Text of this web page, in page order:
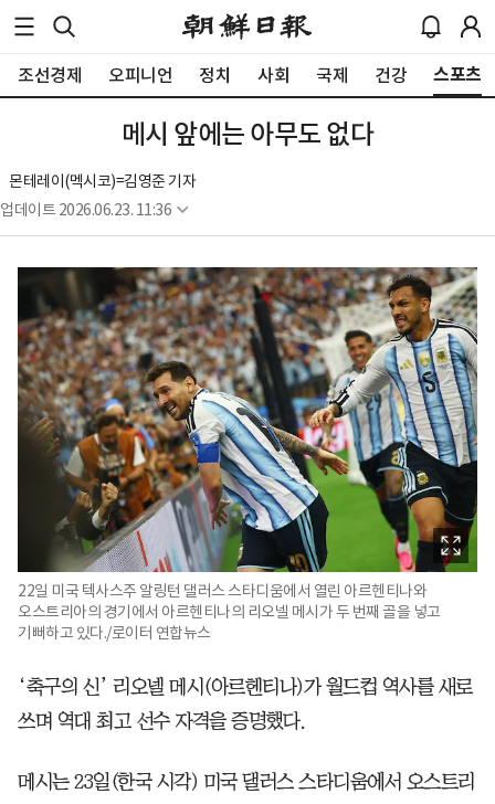
조선경제 오피니언 정치 사회 국제 건강 스포츠
메시 앞에는 아무도 없다
몬테레이(멕시코)=김영준 기자
업데이트 2026.06.23. 11:36
22일 미국 텍사스주 알링턴 댈러스 스타디움에서 열린 아르헨티나와
오스트리아의 경기에서 아르헨티나의 리오넬 메시가 두 번째 골을 넣고
기뻐하고 있다./로이터 연합뉴스
‘축구의 신’ 리오넬 메시(아르헨티나)가 월드컵 역사를 새로
쓰며 역대 최고 선수 자격을 증명했다.
메시는 23일(한국 시각) 미국 댈러스 스타디움에서 오스트리